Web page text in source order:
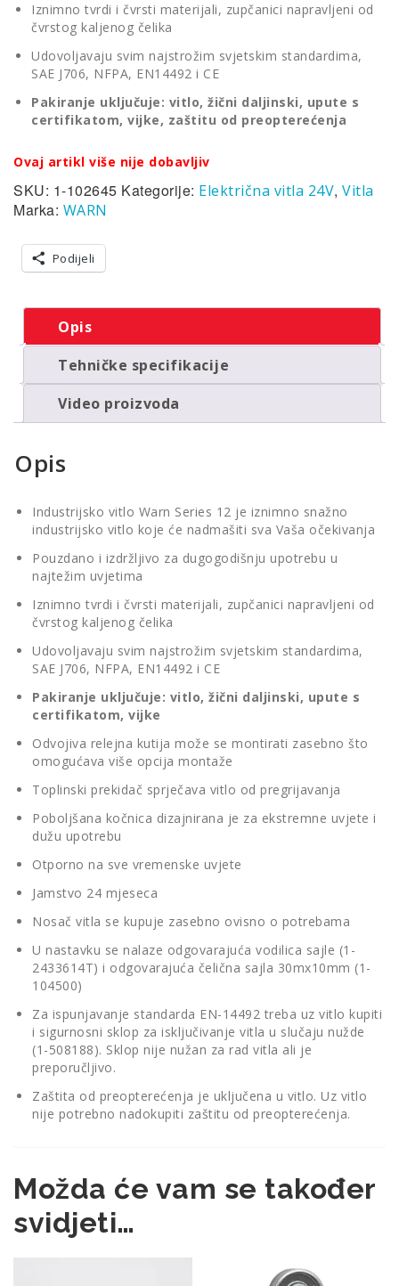
Iznimno tvrdi i čvrsti materijali, zupčanici napravljeni od
čvrstog kaljenog čelika
Udovoljavaju svim najstrožim svjetskim standardima,
SAE J706, NFPA, EN14492 i CE
Pakiranje uključuje: vitlo, žični daljinski, upute s
certifikatom, vijke, zaštitu od preopterećenja
Ovaj artikl više nije dobavljiv
SKU: 1-102645 Kategorije: Električna vitla 24V, Vitla
Marka: WARN
Podijeli
Opis
Tehničke specifikacije
Video proizvoda
Opis
Industrijsko vitlo Warn Series 12 je iznimno snažno
industrijsko vitlo koje će nadmašiti sva Vaša očekivanja
Pouzdano i izdržljivo za dugogodišnju upotrebu u
najtežim uvjetima
Iznimno tvrdi i čvrsti materijali, zupčanici napravljeni od
čvrstog kaljenog čelika
Udovoljavaju svim najstrožim svjetskim standardima,
SAE J706, NFPA, EN14492 i CE
Pakiranje uključuje: vitlo, žični daljinski, upute s
certifikatom, vijke
Odvojiva relejna kutija može se montirati zasebno što
omogućava više opcija montaže
Toplinski prekidač sprječava vitlo od pregrijavanja
Poboljšana kočnica dizajnirana je za ekstremne uvjete i
dužu upotrebu
Otporno na sve vremenske uvjete
Jamstvo 24 mjeseca
Nosač vitla se kupuje zasebno ovisno o potrebama
U nastavku se nalaze odgovarajuća vodilica sajle (1-
2433614T) i odgovarajuća čelična sajla 30mx10mm (1-
104500)
Za ispunjavanje standarda EN-14492 treba uz vitlo kupiti
i sigurnosni sklop za isključivanje vitla u slučaju nužde
(1-508188). Sklop nije nužan za rad vitla ali je
preporučljivo.
Zaštita od preopterećenja je uključena u vitlo. Uz vitlo
nije potrebno nadokupiti zaštitu od preopterećenja.
Možda će vam se također
svidjeti…